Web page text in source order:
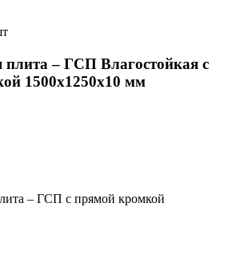
плита – ГСП Влагостойкая с
1500х1250х10 мм